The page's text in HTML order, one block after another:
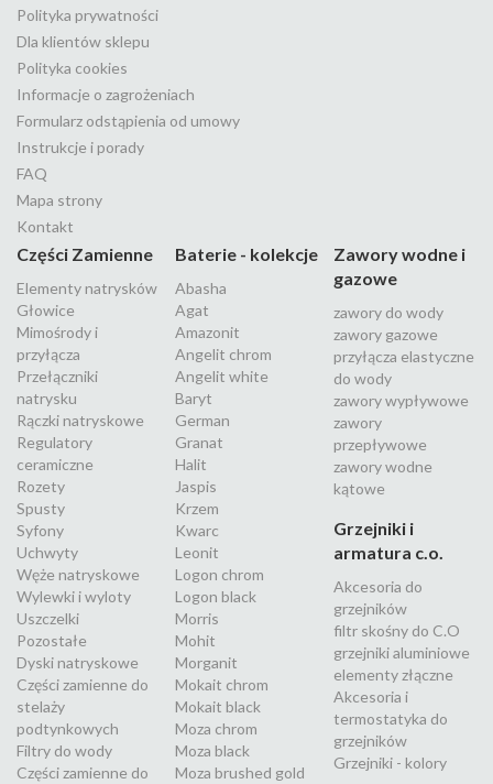
Polityka prywatności
Dla klientów sklepu
Polityka cookies
Informacje o zagrożeniach
Formularz odstąpienia od umowy
Instrukcje i porady
FAQ
Mapa strony
Kontakt
Części Zamienne
Elementy natrysków
Głowice
Mimośrody i
przyłącza
Przełączniki
natrysku
Rączki natryskowe
Regulatory
ceramiczne
Rozety
Spusty
Syfony
Uchwyty
Węże natryskowe
Wylewki i wyloty
Uszczelki
Pozostałe
Dyski natryskowe
Części zamienne do
stelaży
podtynkowych
Filtry do wody
Części zamienne do
Baterie - kolekcje
Abasha
Agat
Amazonit
Angelit chrom
Angelit white
Baryt
German
Granat
Halit
Jaspis
Krzem
Kwarc
Leonit
Logon chrom
Logon black
Morris
Mohit
Morganit
Mokait chrom
Mokait black
Moza chrom
Moza black
Moza brushed gold
Zawory wodne i
gazowe
zawory do wody
zawory gazowe
przyłącza elastyczne
do wody
zawory wypływowe
zawory
przepływowe
zawory wodne
kątowe
Grzejniki i
armatura c.o.
Akcesoria do
grzejników
filtr skośny do C.O
grzejniki aluminiowe
elementy złączne
Akcesoria i
termostatyka do
grzejników
Grzejniki - kolory